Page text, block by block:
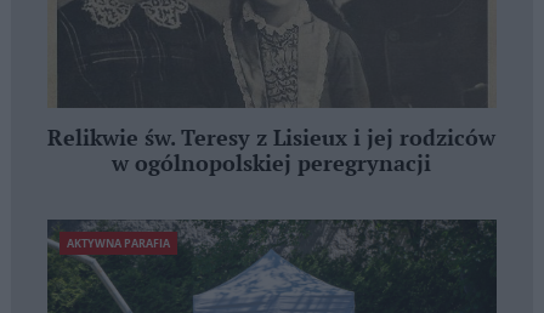
Relikwie św. Teresy z Lisieux i jej rodziców
w ogólnopolskiej peregrynacji
AKTYWNA PARAFIA